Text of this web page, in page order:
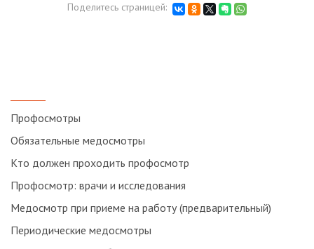
Поделитесь страницей:
Профосмотры
Обязательные медосмотры
Кто должен проходить профосмотр
Профосмотр: врачи и исследования
Медосмотр при приеме на работу (предварительный)
Периодические медосмотры